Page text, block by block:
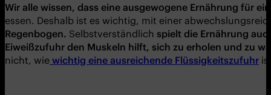
Wir alle wissen, dass eine ausgewogene Ernährung für
essen. Deshalb ist es wichtig, mit einer
Regenbogen. Selbstverständlich spielt die Ernährung
Eiweißzufuhr den Muskeln hilft, sich zu erholen und zu
nicht, wie wichtig eine ausreichende Flüssigkeitszufuhr